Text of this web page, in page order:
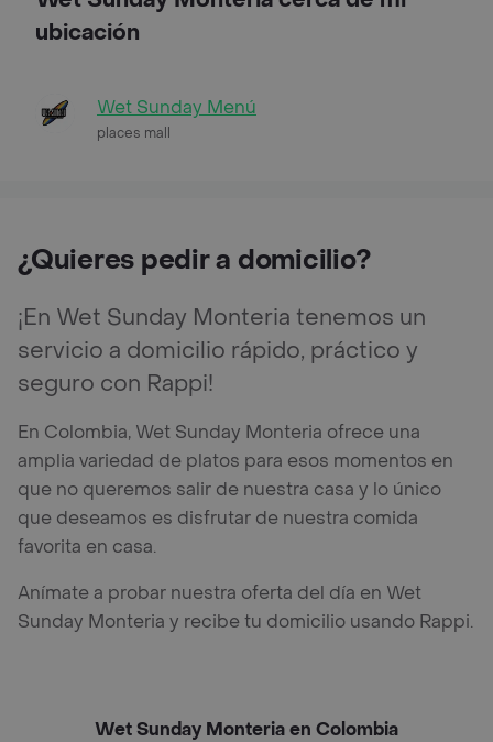
ubicación
Wet Sunday Menú
places mall
¿Quieres pedir a domicilio?
¡En Wet Sunday Monteria tenemos un
servicio a domicilio rápido, práctico y
seguro con Rappi!
En Colombia, Wet Sunday Monteria ofrece una
amplia variedad de platos para esos momentos en
que no queremos salir de nuestra casa y lo único
que deseamos es disfrutar de nuestra comida
favorita en casa.
Anímate a probar nuestra oferta del día en Wet
Sunday Monteria y recibe tu domicilio usando Rappi.
Wet Sunday Monteria en Colombia